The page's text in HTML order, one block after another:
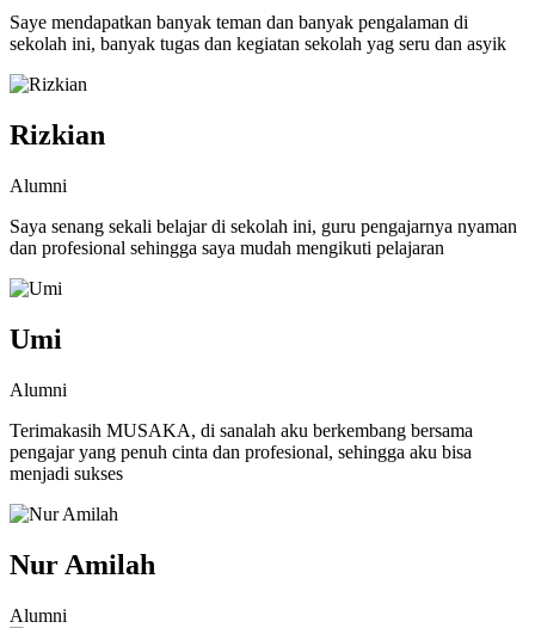
Saye mendapatkan banyak teman dan banyak pengalaman di
sekolah ini, banyak tugas dan kegiatan sekolah yag seru dan asyik
Rizkian
Alumni
Saya senang sekali belajar di sekolah ini, guru pengajarnya nyaman
dan profesional sehingga saya mudah mengikuti pelajaran
Umi
Alumni
Terimakasih MUSAKA, di sanalah aku berkembang bersama
pengajar yang penuh cinta dan profesional, sehingga aku bisa
menjadi sukses
Nur Amilah
Alumni